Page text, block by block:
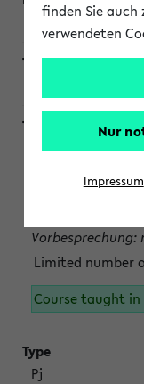
200923
Wendisch,
Projektmodul
Persönliche
Vorbesprechung:
Limited number
Course taught in
Pj
finden Sie
verwendeten
Nur
Impressum